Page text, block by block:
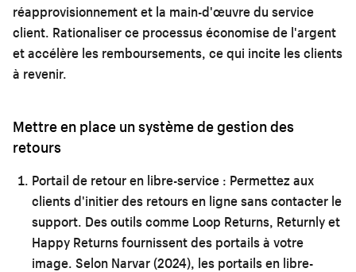
réapprovisionnement et la main-d'œuvre du service
client. Rationaliser ce processus économise de l'argent
et accélère les remboursements, ce qui incite les clients
à revenir.
Mettre en place un système de gestion des
retours
Portail de retour en libre-service : Permettez aux
clients d'initier des retours en ligne sans contacter le
support. Des outils comme Loop Returns, Returnly et
Happy Returns fournissent des portails à votre
image. Selon Narvar (2024), les portails en libre-